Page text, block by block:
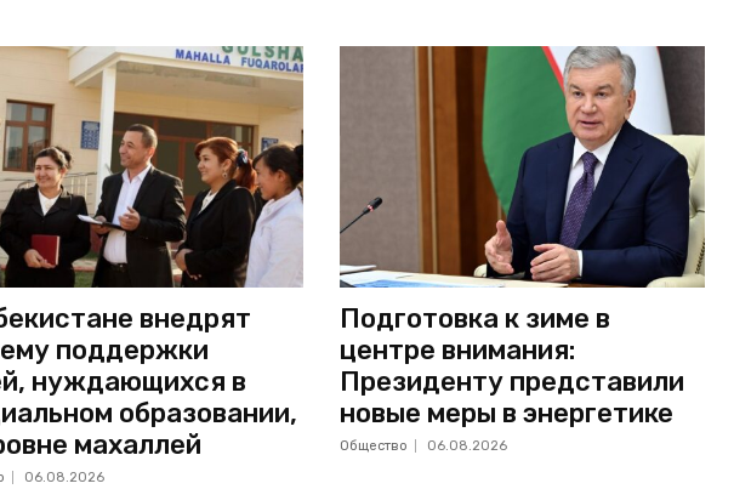
внедрят
поддержки
нуждающихся в
образовании,
махаллей
06.08.2026
Подготовка к зиме в
центре внимания:
Президенту представили
новые меры в энергетике
Общество 06.08.2026